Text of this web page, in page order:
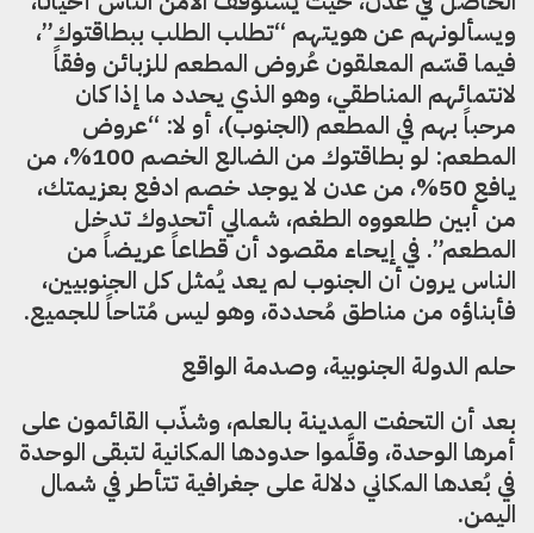
ويسألونهم عن هويتهم “تطلب الطلب ببطاقتوك”،
فيما قسّم المعلقون عُروض المطعم للزبائن وفقاً
لانتمائهم المناطقي، وهو الذي يحدد ما إذا كان
مرحباً بهم في المطعم (الجنوب)، أو لا: “عروض
المطعم: لو بطاقتوك من الضالع الخصم 100%، من
يافع 50%، من عدن لا يوجد خصم ادفع بعزيمتك،
من أبين طلعووه الطغم، شمالي أتحدوك تدخل
المطعم”. في إيحاء مقصود أن قطاعاً عريضاً من
الناس يرون أن الجنوب لم يعد يُمثل كل الجنوبيين،
فأبناؤه من مناطق مُحددة، وهو ليس مُتاحاً للجميع.
حلم الدولة الجنوبية، وصدمة الواقع
بعد أن التحفت المدينة بالعلم، وشذّب القائمون على
أمرها الوحدة، وقلَّموا حدودها المكانية لتبقى الوحدة
في بُعدها المكاني دلالة على جغرافية تتأطر في شمال
اليمن.